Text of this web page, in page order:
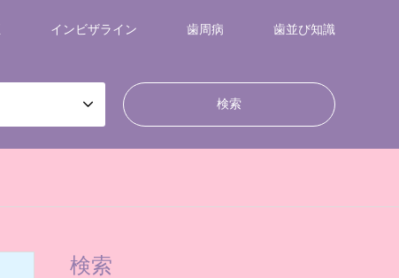
インビザライン 歯周病 歯並び知識
検索